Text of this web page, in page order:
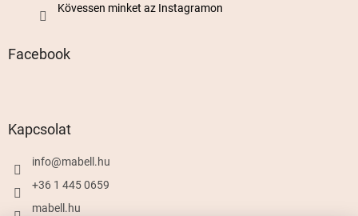
Kövessen minket az Instagramon
Facebook
Kapcsolat
info@mabell.hu
+36 1 445 0659
mabell.hu